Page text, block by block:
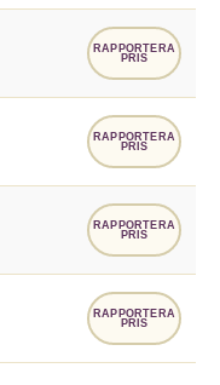
RAPPORTERA
PRIS
RAPPORTERA
PRIS
RAPPORTERA
PRIS
RAPPORTERA
PRIS